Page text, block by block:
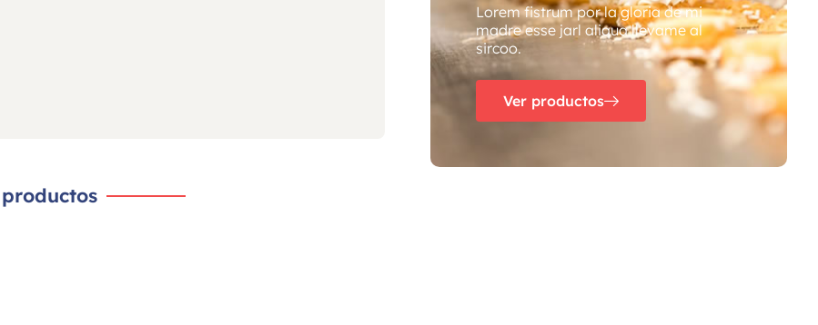
Lorem fistrum por la gloria de mi
madre esse jarl aliqua llevame al
sircoo.
Ver productos